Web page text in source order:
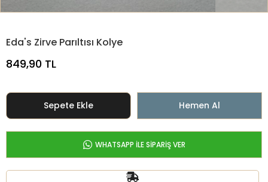
Eda's Zirve Parıltısı Kolye
849,90 TL
Sepete Ekle Hemen Al
WHATSAPP İLE SİPARİŞ VER